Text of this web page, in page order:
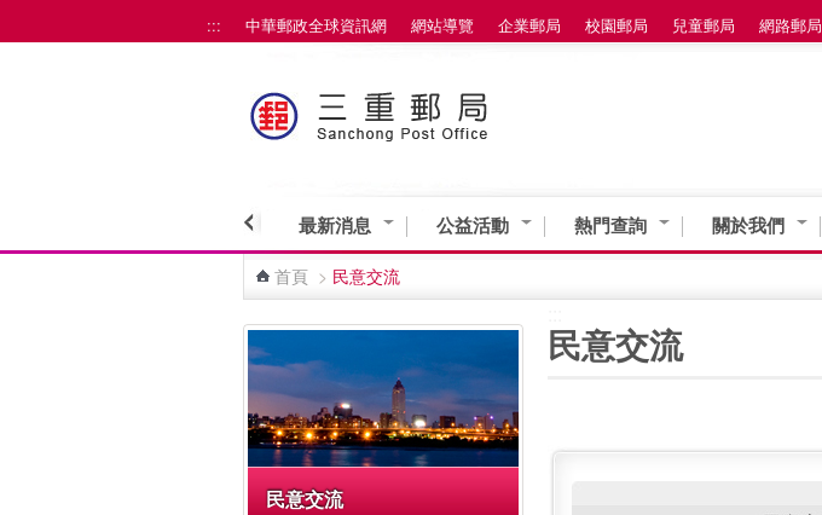
::: 中華郵政全球資訊網 網站導覽 企業郵局 校園郵局 兒童郵局 網路郵局
最新消息 公益活動 熱門查詢 關於我們
首頁 > 民意交流
民意交流
民意交流